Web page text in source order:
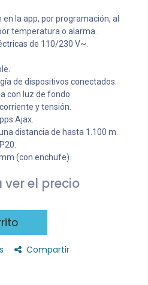
la app, por programación, al
temperatura o alarma.
de 110/230 V~.
de dispositivos conectados.
con luz de fondo.
y tensión.
Ajax.
distancia de hasta 1.100 m.
(con enchufe).
ver el precio
Compartir